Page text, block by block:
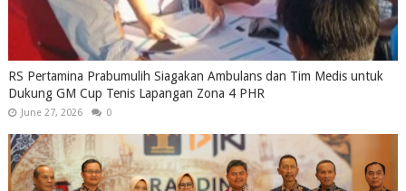
RS Pertamina Prabumulih Siagakan Ambulans dan Tim Medis untuk
Dukung GM Cup Tenis Lapangan Zona 4 PHR
June 27, 2026 0